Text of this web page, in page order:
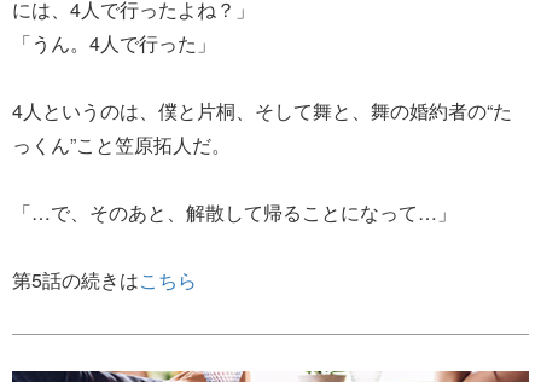
には、4人で行ったよね？」
「うん。4人で行った」
4人というのは、僕と片桐、そして舞と、舞の婚約者の“た
っくん”こと笠原拓人だ。
「…で、そのあと、解散して帰ることになって…」
第5話の続きはこちら